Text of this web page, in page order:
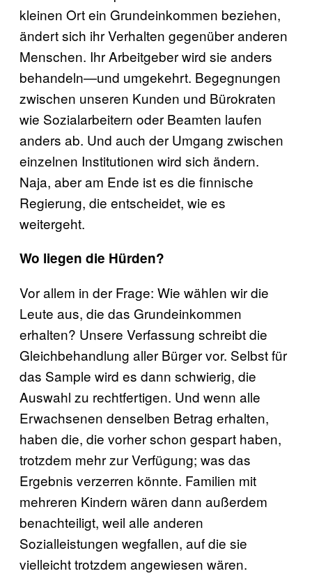
kleinen Ort ein Grundeinkommen beziehen,
ändert sich ihr Verhalten gegenüber anderen
Menschen. Ihr Arbeitgeber wird sie anders
behandeln—und umgekehrt. Begegnungen
zwischen unseren Kunden und Bürokraten
wie Sozialarbeitern oder Beamten laufen
anders ab. Und auch der Umgang zwischen
einzelnen Institutionen wird sich ändern.
Naja, aber am Ende ist es die finnische
Regierung, die entscheidet, wie es
weitergeht.
Wo liegen die Hürden?
Vor allem in der Frage: Wie wählen wir die
Leute aus, die das Grundeinkommen
erhalten? Unsere Verfassung schreibt die
Gleichbehandlung aller Bürger vor. Selbst für
das Sample wird es dann schwierig, die
Auswahl zu rechtfertigen. Und wenn alle
Erwachsenen denselben Betrag erhalten,
haben die, die vorher schon gespart haben,
trotzdem mehr zur Verfügung; was das
Ergebnis verzerren könnte. Familien mit
mehreren Kindern wären dann außerdem
benachteiligt, weil alle anderen
Sozialleistungen wegfallen, auf die sie
vielleicht trotzdem angewiesen wären.